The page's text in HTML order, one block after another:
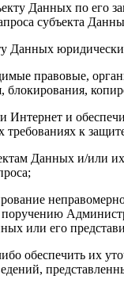
Данных по его
субъекта
Данных
правовые,
блокирования,
Интернет и
требованиях к
Данных и/или
или его
обеспечить их